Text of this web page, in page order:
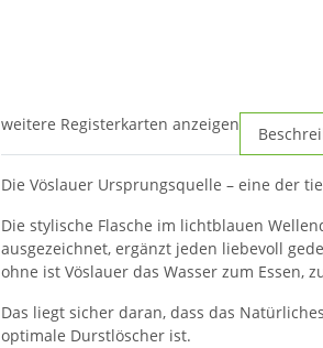
weitere Registerkarten anzeigen
Die Vöslauer Ursprungsquelle – eine der
Die stylische Flasche im lichtblauen
ausgezeichnet, ergänzt jeden liebevoll
ohne ist Vöslauer das Wasser zum Essen,
Das liegt sicher daran, dass das
optimale Durstlöscher ist.